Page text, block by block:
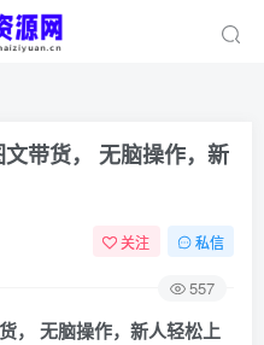
带货， 无脑操作，新
关注 私信
557
， 无脑操作，新人轻松上